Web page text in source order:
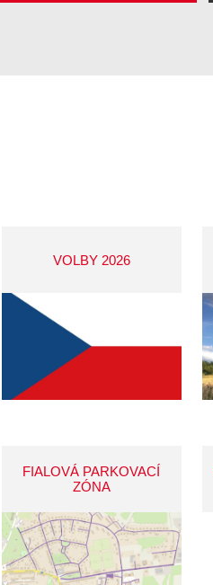
VOLBY 2026
FIALOVÁ PARKOVACÍ
ZÓNA